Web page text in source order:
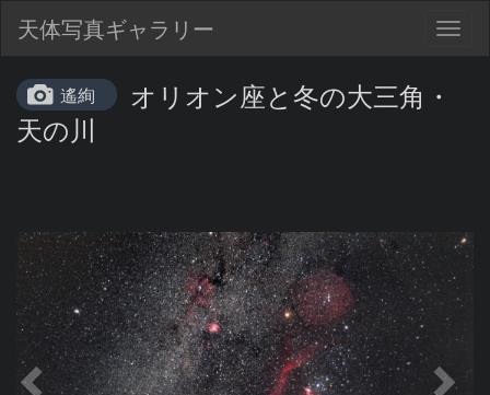
天体写真ギャラリー
遙絢
オリオン座と冬の大三角・
天の川